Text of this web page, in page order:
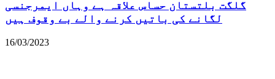
گلگت بلتستان حساس علاقہ ہے وہاں ایمرجنسی
لگانے کی باتیں کرنے والے بے وقوف ہیں
16/03/2023